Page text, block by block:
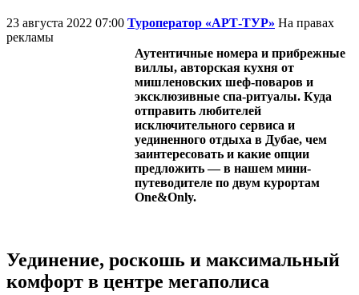
23 августа 2022 07:00 Туроператор «АРТ-ТУР» На правах
рекламы
Аутентичные номера и прибрежные
виллы, авторская кухня от
мишленовских шеф-поваров и
эксклюзивные спа-ритуалы. Куда
отправить любителей
исключительного сервиса и
уединенного отдыха в Дубае, чем
заинтересовать и какие опции
предложить — в нашем мини-
путеводителе по двум курортам
One&Only.
Уединение, роскошь и максимальный
комфорт в центре мегаполиса